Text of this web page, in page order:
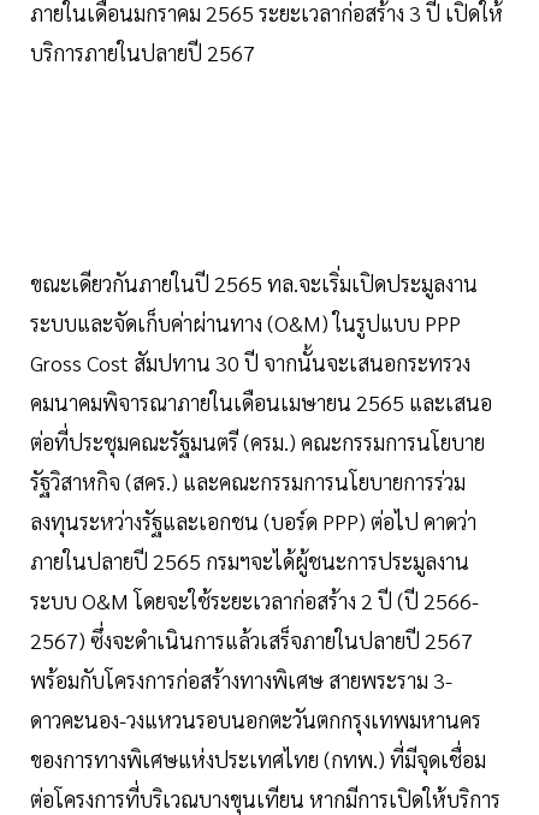
ภายในเดือนมกราคม 2565 ระยะเวลาก่อสร้าง 3 ปี เปิดให้
บริการภายในปลายปี 2567
ขณะเดียวกันภายในปี 2565 ทล.จะเริ่มเปิดประมูลงาน
ระบบและจัดเก็บค่าผ่านทาง (O&M) ในรูปแบบ PPP
Gross Cost สัมปทาน 30 ปี จากนั้นจะเสนอกระทรวง
คมนาคมพิจารณาภายในเดือนเมษายน 2565 และเสนอ
ต่อที่ประชุมคณะรัฐมนตรี (ครม.) คณะกรรมการนโยบาย
รัฐวิสาหกิจ (สคร.) และคณะกรรมการนโยบายการร่วม
ลงทุนระหว่างรัฐและเอกชน (บอร์ด PPP) ต่อไป คาดว่า
ภายในปลายปี 2565 กรมฯจะได้ผู้ชนะการประมูลงาน
ระบบ O&M โดยจะใช้ระยะเวลาก่อสร้าง 2 ปี (ปี 2566-
2567) ซึ่งจะดำเนินการแล้วเสร็จภายในปลายปี 2567
พร้อมกับโครงการก่อสร้างทางพิเศษ สายพระราม 3-
ดาวคะนอง-วงแหวนรอบนอกตะวันตกกรุงเทพมหานคร
ของการทางพิเศษแห่งประเทศไทย (กทพ.) ที่มีจุดเชื่อม
ต่อโครงการที่บริเวณบางขุนเทียน หากมีการเปิดให้บริการ